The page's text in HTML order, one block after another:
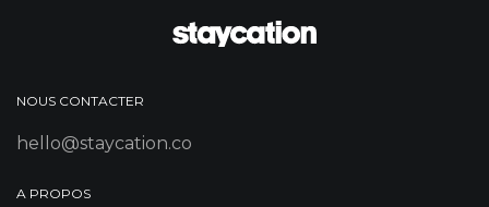
NOUS CONTACTER
hello@staycation.co
A PROPOS